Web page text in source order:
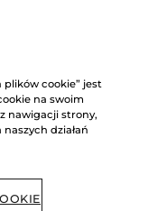
blask
cookie” jest
na swoim
nawigacji strony,
działań